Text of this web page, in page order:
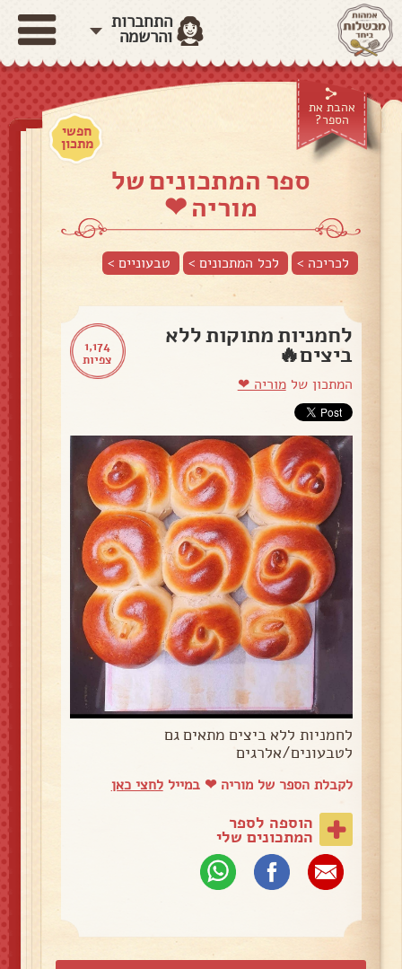
התחברות
והרשמה
אהבת את
הספר?
חפשי
מתכון
ספר המתכונים של
מוריה ❤
לכריכה > לכל המתכונים > טבעוניים>
1,174
צפיות
לחמניות מתוקות ללא
ביצים🔥
המתכון שלמוריה ❤
לחמניות ללא ביצים מתאים גם
לטבעונים/אלרגים
לקבלת הספר של מוריה ❤ במייללחצי כאן
הוספה לספר
המתכונים שלי